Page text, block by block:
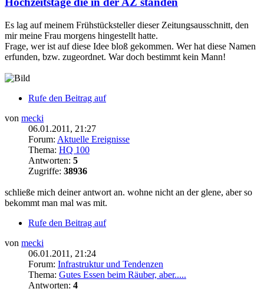
Es lag auf meinem Frühstücksteller dieser Zeitungsausschnitt, den
mir meine Frau morgens hingestellt hatte.
Frage, wer ist auf diese Idee bloß gekommen. Wer hat diese Namen
erfunden, bzw. zugeordnet. War doch bestimmt kein Mann!
Rufe den Beitrag auf
von mecki
06.01.2011, 21:27
Forum: Aktuelle Ereignisse
Thema: HQ 100
Antworten: 5
Zugriffe: 38936
schließe mich deiner antwort an. wohne nicht an der glene, aber so
bekommt man mal was mit.
Rufe den Beitrag auf
von mecki
06.01.2011, 21:24
Forum: Infrastruktur und Tendenzen
Thema: Gutes Essen beim Räuber, aber.....
Antworten: 4